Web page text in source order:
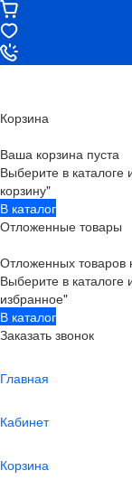
Корзина
Ваша корзина пуста
Выберите в
корзину"
В каталог
Отложенные товары
Отложенных товаров
Выберите в
избранное"
В каталог
Заказать звонок
Главная
Кабинет
Корзина